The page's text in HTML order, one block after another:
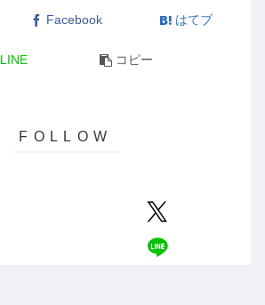
Facebook はてブ
LINE コピー